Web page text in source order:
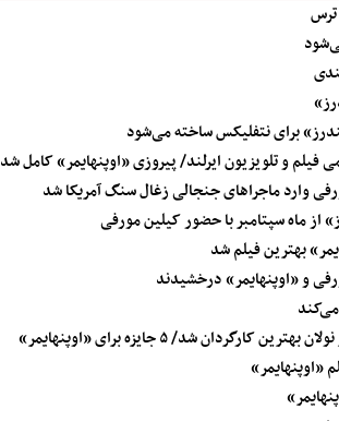
ترس
برای نتفلیکس ساخته می‌شود
فیلم و تلویزیون ایرلند/ پیروزی «اوپنهایمر» کامل شد
وارد ماجراهای جنجالی زغال سنگ آمریکا شد
از ماه سپتامبر با حضور کیلین مورفی
و «اوپنهایمر» درخشیدند
شد/ ۵ جایزه برای «اوپنهایمر»
«اوپنهایمر»